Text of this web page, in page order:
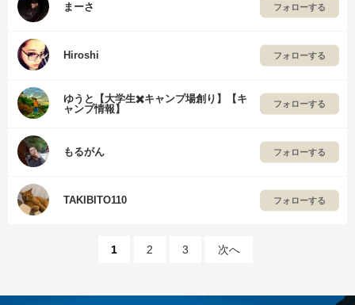
まーさ フォローする
Hiroshi フォローする
ゆうと【大学生✖️キャンプ場創り】【キ
ャンプ情報】
フォローする
もるがん フォローする
TAKIBITO110 フォローする
1 2 3 次へ